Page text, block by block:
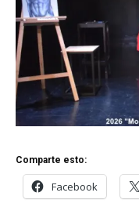
Comparte esto:
Facebook